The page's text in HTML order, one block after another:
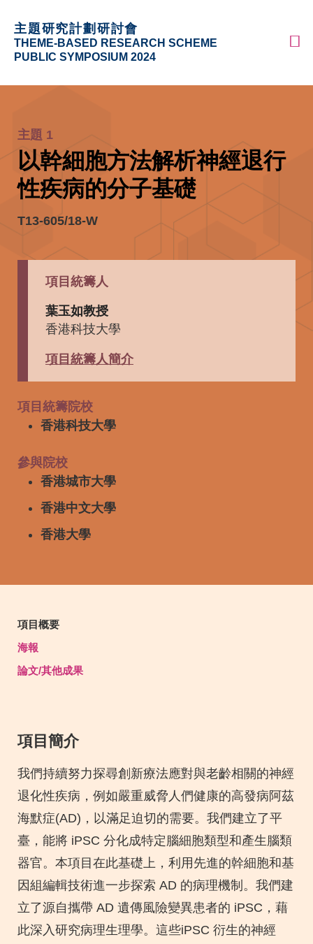
main
科大新聞
生活@科大
主題研究計劃研討會
THEME-BASED RESEARCH SCHEME
PUBLIC SYMPOSIUM 2024
Text
Area
主題 1
以幹細胞方法解析神經退行
性疾病的分子基礎
T13-605/18-W
Left
Column
Text
Area
項目統籌人
葉玉如教授
香港科技大學
項目統籌人簡介
Right
Column
Text
Area
項目統籌院校
香港科技大學
參與院校
香港城市大學
香港中文大學
香港大學
Text
Area
項目概要
海報
論文/其他成果
Text
項目簡介
我們持續努力探尋創新療法應對與老齡相關的神經
退化性疾病，例如嚴重威脅人們健康的高發病阿茲
海默症(AD)，以滿足迫切的需要。我們建立了平
臺，能將 iPSC 分化成特定腦細胞類型和產生腦類
器官。本項目在此基礎上，利用先進的幹細胞和基
因組編輯技術進一步探索 AD 的病理機制。我們建
立了源自攜帶 AD 遺傳風險變異患者的 iPSC，藉
此深入研究病理生理學。這些iPSC 衍生的神經